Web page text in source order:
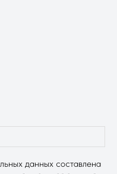
данных составлена